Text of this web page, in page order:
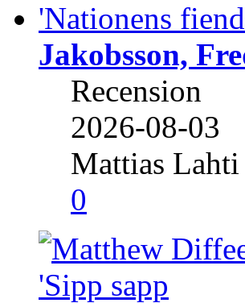
Jakobsson,
Recension
2026-08-03
Mattias
0